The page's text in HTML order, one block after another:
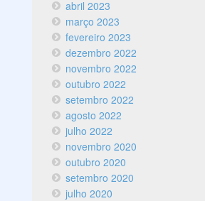
abril 2023
março 2023
fevereiro 2023
dezembro 2022
novembro 2022
outubro 2022
setembro 2022
agosto 2022
julho 2022
novembro 2020
outubro 2020
setembro 2020
julho 2020